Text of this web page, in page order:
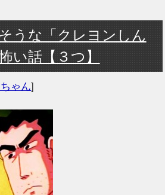
うな「クレヨンしん
い話【３つ】
ゃん]